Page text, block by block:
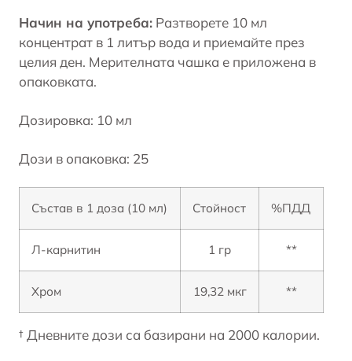
Начин на употреба: Разтворете 10 мл
концентрат в 1 литър вода и приемайте през
целия ден. Мерителната чашка е приложена в
опаковката.
Дозировка: 10 мл
Дози в опаковка: 25
Състав в 1 доза (10 мл) Стойност %ПДД
Л-карнитин 1 гр **
Хром 19,32 мкг **
† Дневните дози са базирани на 2000 калории.